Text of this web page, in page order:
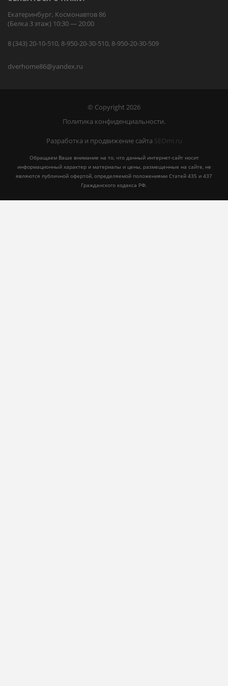
Екатеринбург, Космонавтов 86
(Белка 3 этаж) 10:30 — 20:00
8 (343) 20-10-510, 8-950-20-30-510, 8-950-20-30-509
dverhome86@yandex.ru
© Copyright 2026
Политика конфиденциальности.
Разработка и продвижение сайта SEOmi.ru
Обращаем Ваше внимание на то, что данный интернет-сайт носит
информационный характер и материалы и цены, размещенные на сайте, не
являются публичной офертой, определяемой положениями Статей 435 и 437
Гражданского кодекса РФ.